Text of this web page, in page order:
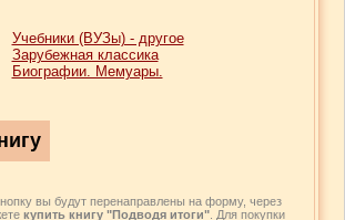
Учебники (ВУЗы) - другое
Зарубежная классика
Биографии. Мемуары.
вы будут перенаправлены на форму, через
купить книгу "Подводя итоги". Для покупки